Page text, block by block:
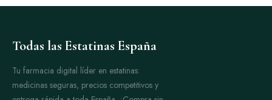
Todas las Estatinas España
Tu farmacia digital líder en estatinas:
medicinas seguras, precios competitivos y